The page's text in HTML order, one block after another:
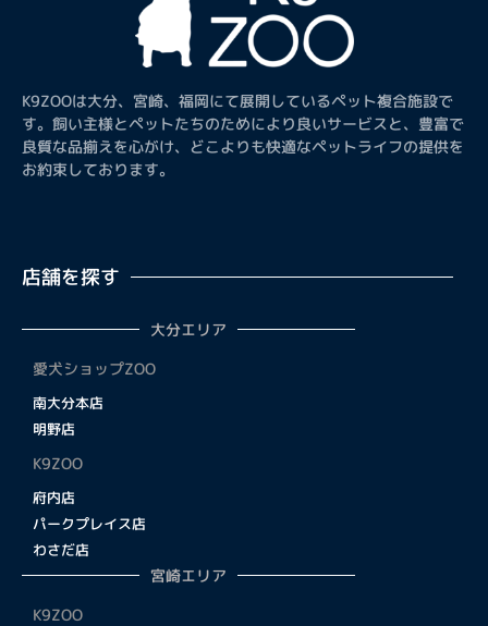
K9ZOOは大分、宮崎、福岡にて展開しているペット複合施設で
す。飼い主様とペットたちのためにより良いサービスと、豊富で
良質な品揃えを心がけ、どこよりも快適なペットライフの提供を
お約束しております。
店舗を探す
大分エリア
愛犬ショップZOO
南大分本店
明野店
K9ZOO
府内店
パークプレイス店
わさだ店
宮崎エリア
K9ZOO